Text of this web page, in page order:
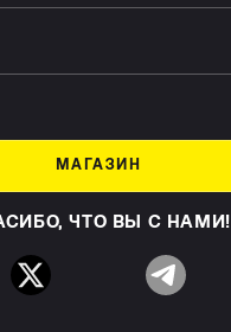
МАГАЗИН
ЧТО ВЫ С НАМИ!